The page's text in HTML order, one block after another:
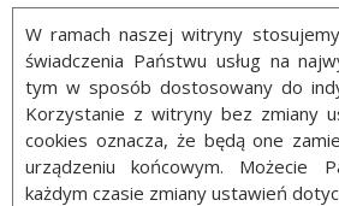
W ramach naszej witryny
świadczenia Państwu usług na
tym w sposób dostosowany do
Korzystanie z witryny bez zmiany
cookies oznacza, że będą one
urządzeniu końcowym. Możecie
każdym czasie zmiany ustawień